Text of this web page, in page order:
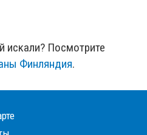
искали? Посмотрите
Финляндия.